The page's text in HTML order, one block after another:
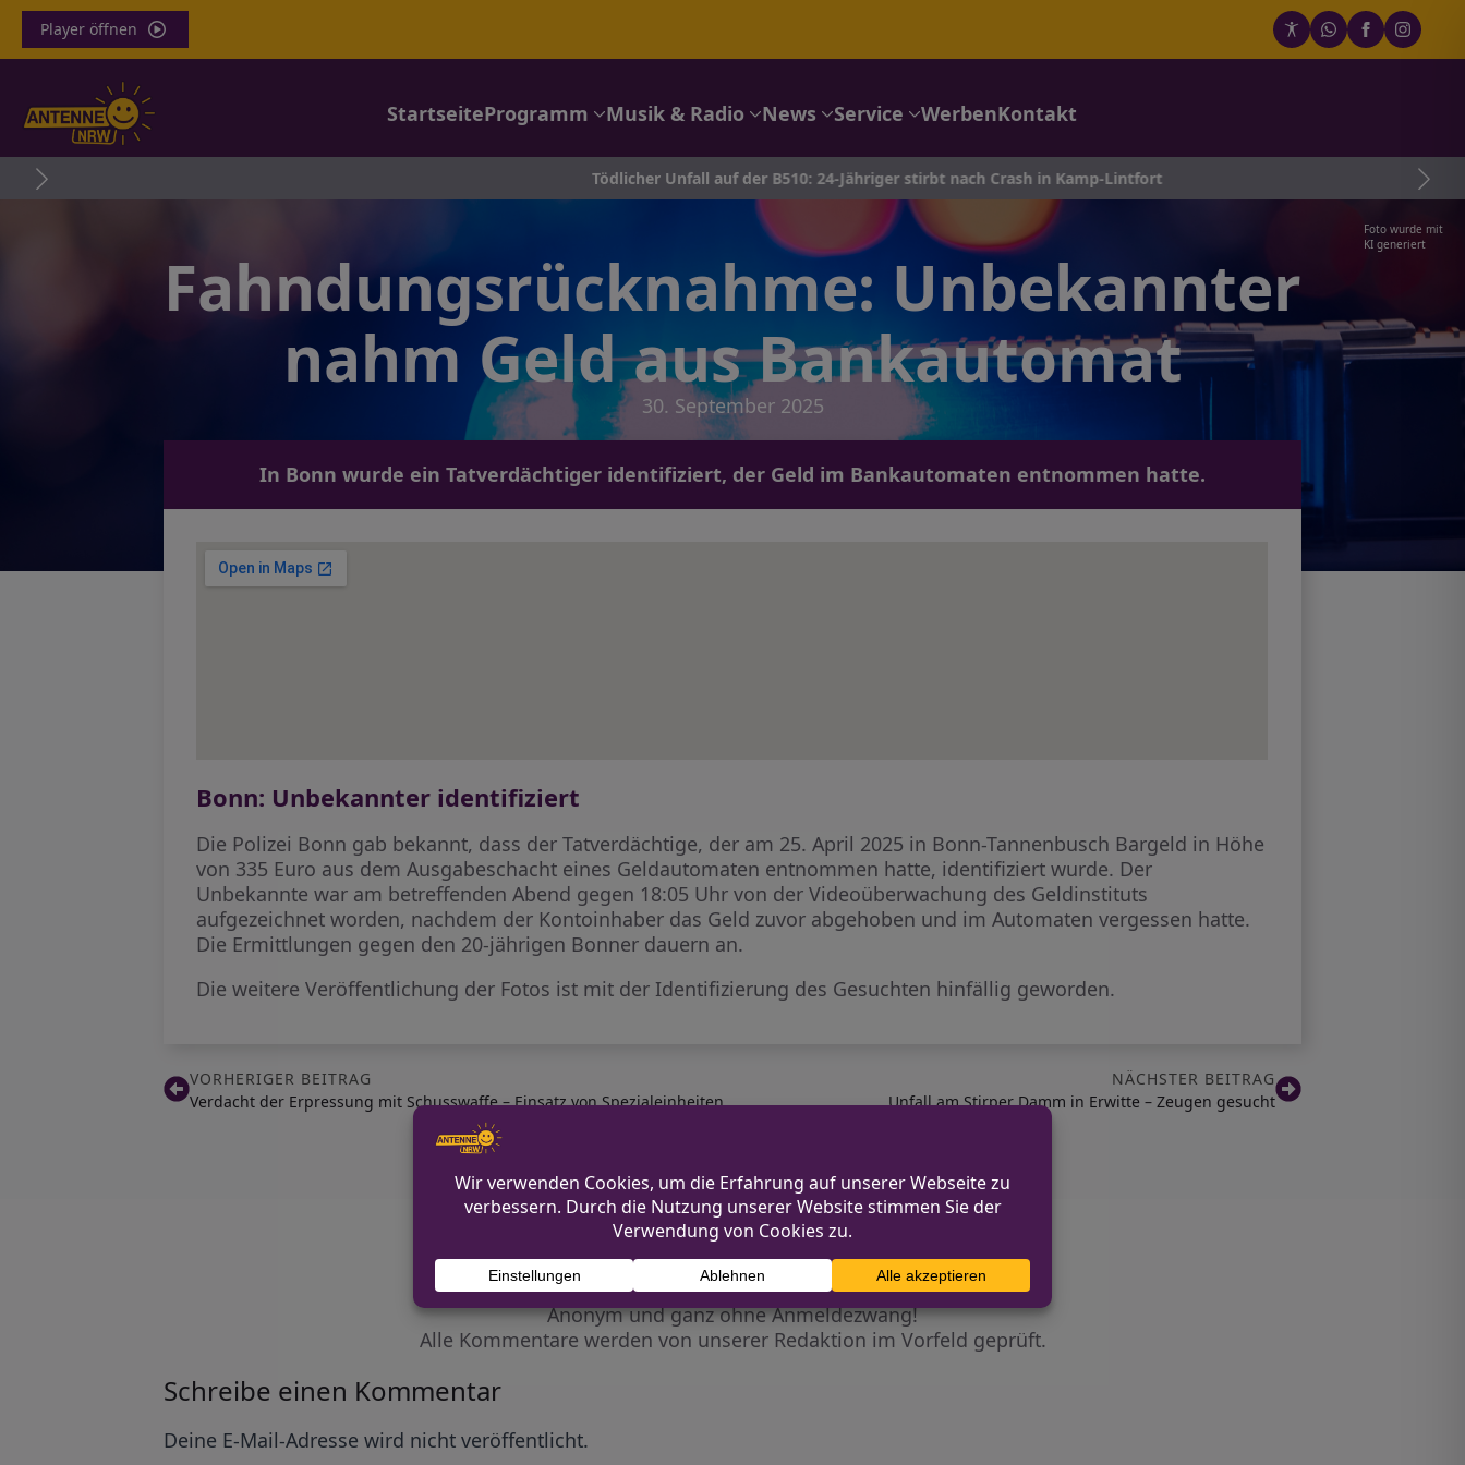
Player öffnen
StartseiteProgramm Musik & Radio News Service WerbenKontakt
Tödlicher Unfall auf der B510: 24-Jähriger stirbt nach Crash in Kamp-Lintfort
Foto wurde mit
KI generiert
Fahndungsrücknahme: Unbekannter
nahm Geld aus Bankautomat
30. September 2025
In Bonn wurde ein Tatverdächtiger identifiziert, der Geld im Bankautomaten entnommen hatte.
Bonn: Unbekannter identifiziert
Die Polizei Bonn gab bekannt, dass der Tatverdächtige, der am 25. April 2025 in Bonn-Tannenbusch Bargeld in Höhe
von 335 Euro aus dem Ausgabeschacht eines Geldautomaten entnommen hatte, identifiziert wurde. Der
Unbekannte war am betreffenden Abend gegen 18:05 Uhr von der Videoüberwachung des Geldinstituts
aufgezeichnet worden, nachdem der Kontoinhaber das Geld zuvor abgehoben und im Automaten vergessen hatte.
Die Ermittlungen gegen den 20-jährigen Bonner dauern an.
Die weitere Veröffentlichung der Fotos ist mit der Identifizierung des Gesuchten hinfällig geworden.
VORHERIGER BEITRAG
Verdacht der Erpressung mit Schusswaffe – Einsatz von Spezialeinheiten
NÄCHSTER BEITRAG
Unfall am Stirper Damm in Erwitte – Zeugen gesucht
Diskutiere mit!
Anonym und ganz ohne Anmeldezwang!
Alle Kommentare werden von unserer Redaktion im Vorfeld geprüft.
Schreibe einen Kommentar
Deine E-Mail-Adresse wird nicht veröffentlicht.